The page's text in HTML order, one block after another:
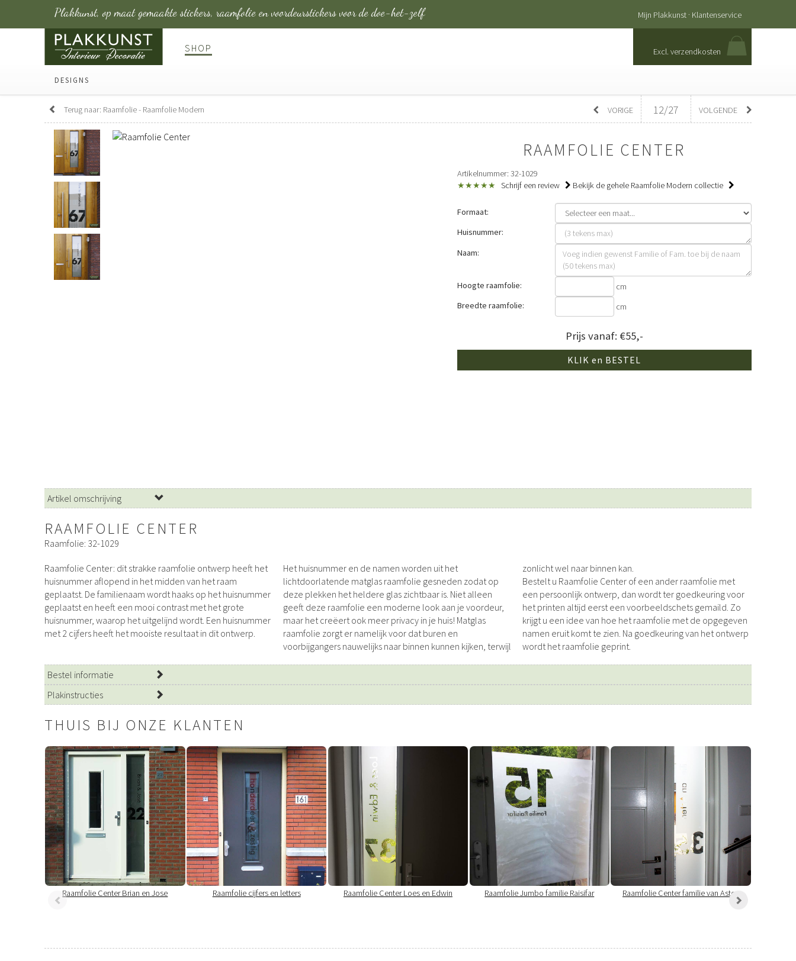
Plakkunst, op maat gemaakte stickers, raamfolie en voordeurstickersvoor de doe-het-zelf Mijn Plakkunst· Klantenservice
SHOP Excl. verzendkosten
DESIGNS
Terug naar: Raamfolie - Raamfolie Modern VORIGE 12/27 VOLGENDE
RAAMFOLIE CENTER
Artikelnummer: 32-1029
★★★★★ Schrijf een review Bekijk de gehele Raamfolie Modern collectie
Formaat:
Huisnummer:
Naam:
Hoogte raamfolie:
cm
Breedte raamfolie:
cm
Prijs vanaf: €55,-
KLIK en BESTEL
Artikel omschrijving
RAAMFOLIE CENTER
Raamfolie: 32-1029
Raamfolie Center: dit strakke raamfolie ontwerp heeft het
huisnummer aflopend in het midden van het raam
geplaatst. De familienaam wordt haaks op het huisnummer
geplaatst en heeft een mooi contrast met het grote
huisnummer, waarop het uitgelijnd wordt. Een huisnummer
met 2 cijfers heeft het mooiste resultaat in dit ontwerp.
Het huisnummer en de namen worden uit het
lichtdoorlatende matglas raamfolie gesneden zodat op
deze plekken het heldere glas zichtbaar is. Niet alleen
geeft deze raamfolie een moderne look aan je voordeur,
maar het creëert ook meer privacy in je huis! Matglas
raamfolie zorgt er namelijk voor dat buren en
voorbijgangers nauwelijks naar binnen kunnen kijken, terwijl
zonlicht wel naar binnen kan.
Bestelt u Raamfolie Center of een ander raamfolie met
een persoonlijk ontwerp, dan wordt ter goedkeuring voor
het printen altijd eerst een voorbeeldschets gemaild. Zo
krijgt u een idee van hoe het raamfolie met de opgegeven
namen eruit komt te zien. Na goedkeuring van het ontwerp
wordt het raamfolie geprint.
Bestel informatie
Plakinstructies
THUIS BIJ ONZE KLANTEN
Raamfolie Center Brian en Jose Raamfolie cijfers en letters Raamfolie Center Loes en Edwin Raamfolie Jumbo familie Raisifar Raamfolie Center familie van Asten